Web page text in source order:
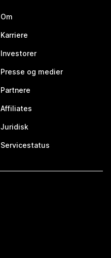
Om
Karriere
Investorer
Presse og medier
Partnere
Affiliates
Juridisk
Servicestatus